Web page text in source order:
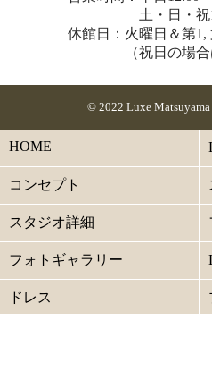
土・日・祝
休館日：火曜日＆第1,
（祝日の場合は
© 2022 Luxe Matsuyama
HOME
コンセプト
スタジオ詳細
フォトギャラリー
ドレス